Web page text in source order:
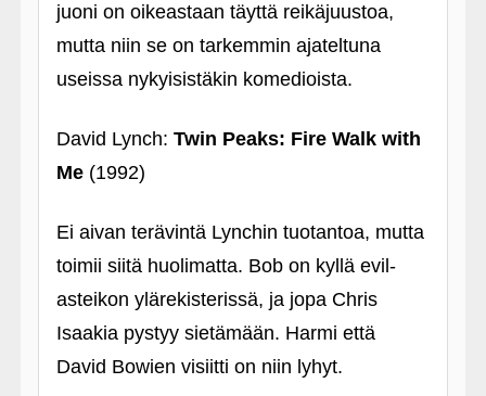
juoni on oikeastaan täyttä reikäjuustoa,
mutta niin se on tarkemmin ajateltuna
useissa nykyisistäkin komedioista.
David Lynch: Twin Peaks: Fire Walk with
Me(1992)
Ei aivan terävintä Lynchin tuotantoa, mutta
toimii siitä huolimatta. Bob on kyllä evil-
asteikon ylärekisterissä, ja jopa Chris
Isaakia pystyy sietämään. Harmi että
David Bowien visiitti on niin lyhyt.